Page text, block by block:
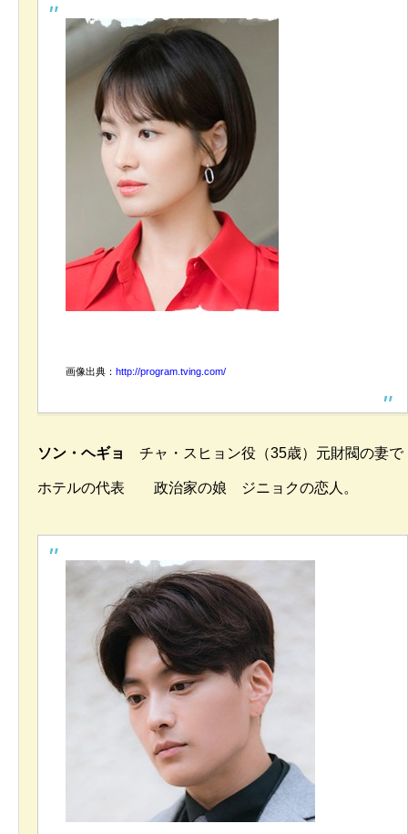
画像出典： http://program.tving.com/
ソン・ヘギョ チャ・スヒョン役（35歳）元財閥の妻で
ホテルの代表 政治家の娘 ジニョクの恋人。